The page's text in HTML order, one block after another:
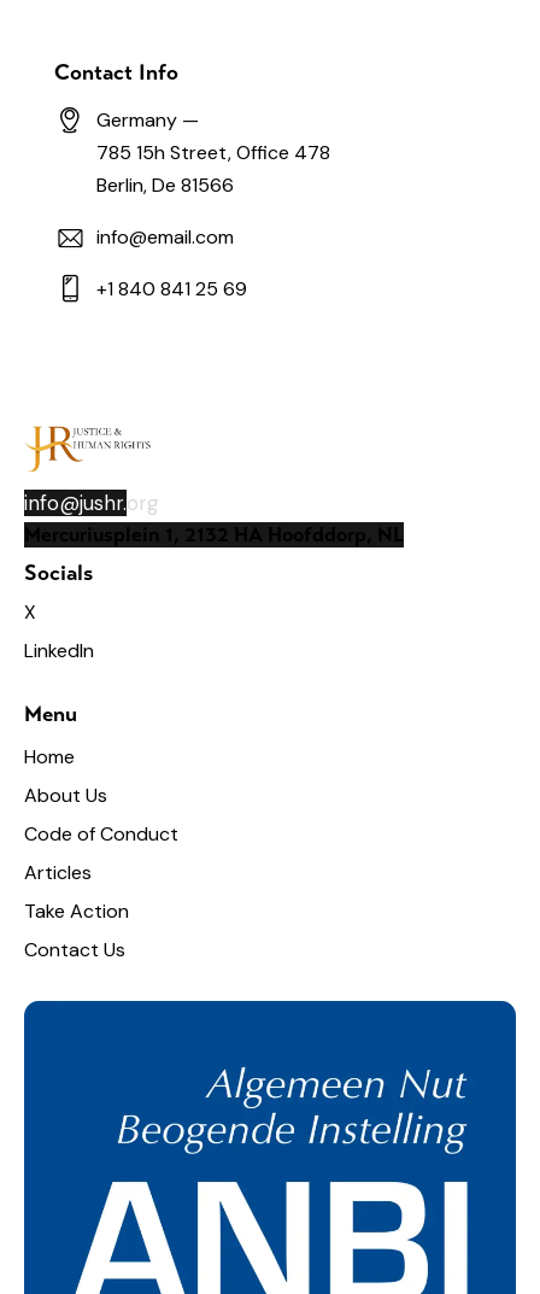
Contact Info
Germany —
785 15h Street, Office 478
Berlin, De 81566
info@email.com
+1 840 841 25 69
info@jushr.org
Mercuriusplein 1, 2132 HA Hoofddorp, NL
Socials
X
LinkedIn
Menu
Home
About Us
Code of Conduct
Articles
Take Action
Contact Us